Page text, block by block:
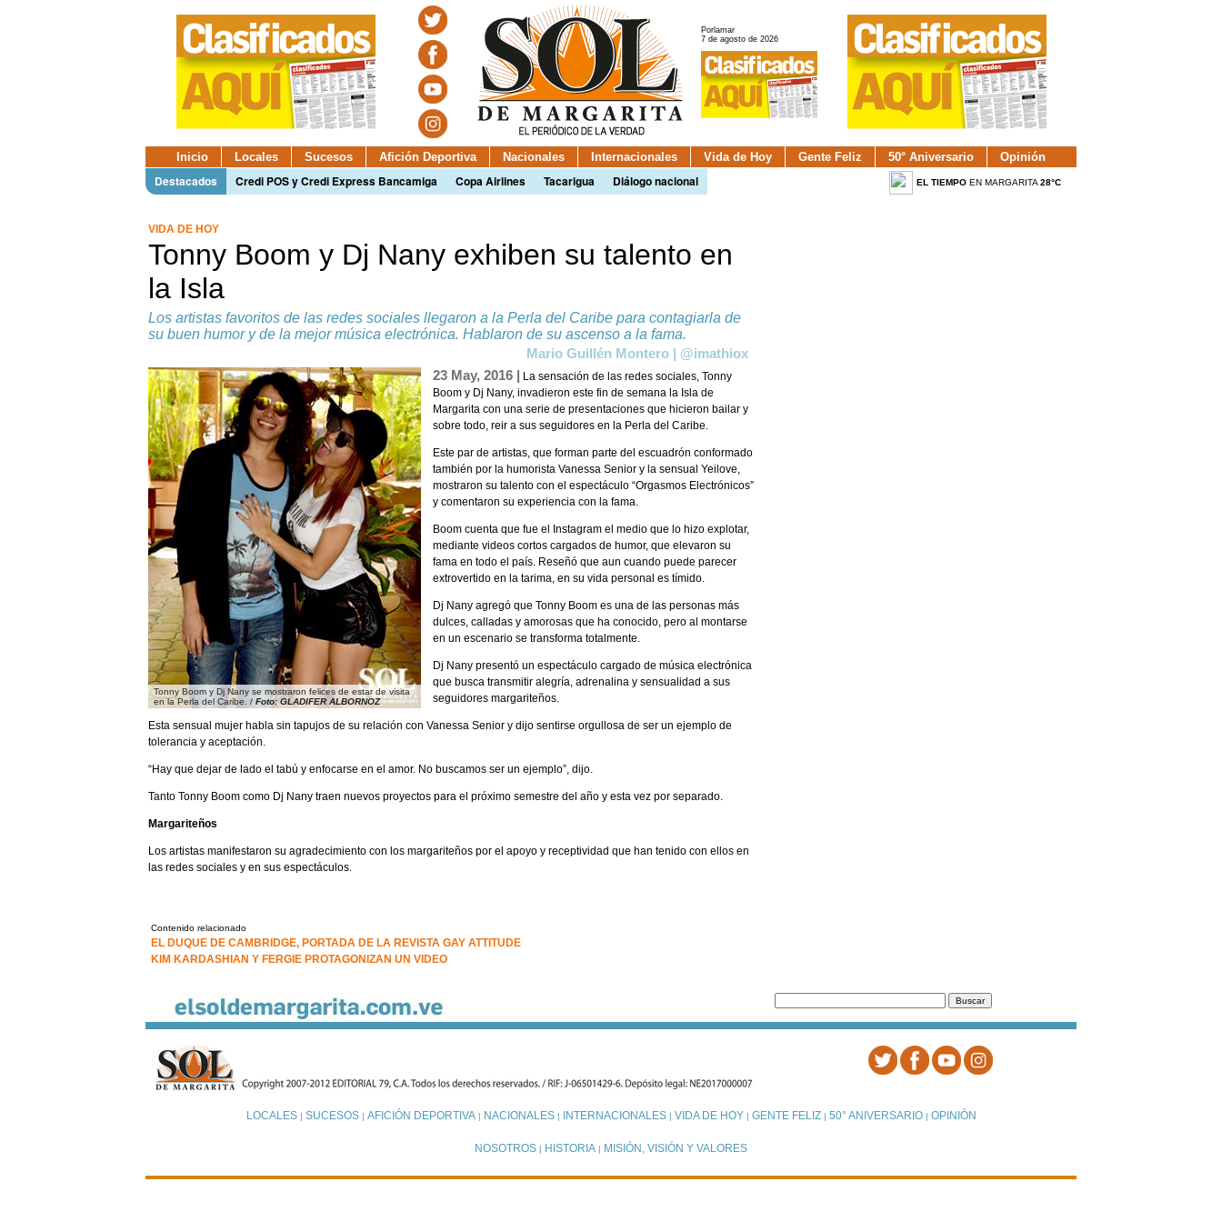
Porlamar
7 de agosto de 2026
Inicio Locales Sucesos Afición Deportiva Nacionales Internacionales Vida de Hoy Gente Feliz 50° Aniversario Opinión
Destacados Credi POS y Credi Express Bancamiga Copa Airlines Tacarigua Diálogo nacional EL TIEMPOEN MARGARITA 28°C
VIDA DE HOY
Tonny Boom y Dj Nany exhiben su talento en
la Isla
Los artistas favoritos de las redes sociales llegaron a la Perla del Caribe para contagiarla de
su buen humor y de la mejor música electrónica. Hablaron de su ascenso a la fama.
Mario Guillén Montero | @imathiox
Tonny Boom y Dj Nany se mostraron felices de estar de visita
en la Perla del Caribe. /Foto: GLADIFER ALBORNOZ
23 May, 2016 | La sensación de las redes sociales, Tonny
Boom y Dj Nany, invadieron este fin de semana la Isla de
Margarita con una serie de presentaciones que hicieron bailar y
sobre todo, reir a sus seguidores en la Perla del Caribe.
Este par de artistas, que forman parte del escuadrón conformado
también por la humorista Vanessa Senior y la sensual Yeilove,
mostraron su talento con el espectáculo “Orgasmos Electrónicos”
y comentaron su experiencia con la fama.
Boom cuenta que fue el Instagram el medio que lo hizo explotar,
mediante videos cortos cargados de humor, que elevaron su
fama en todo el país. Reseñó que aun cuando puede parecer
extrovertido en la tarima, en su vida personal es tímido.
Dj Nany agregó que Tonny Boom es una de las personas más
dulces, calladas y amorosas que ha conocido, pero al montarse
en un escenario se transforma totalmente.
Dj Nany presentó un espectáculo cargado de música electrónica
que busca transmitir alegría, adrenalina y sensualidad a sus
seguidores margariteños.
Esta sensual mujer habla sin tapujos de su relación con Vanessa Senior y dijo sentirse orgullosa de ser un ejemplo de
tolerancia y aceptación.
“Hay que dejar de lado el tabú y enfocarse en el amor. No buscamos ser un ejemplo”, dijo.
Tanto Tonny Boom como Dj Nany traen nuevos proyectos para el próximo semestre del año y esta vez por separado.
Margariteños
Los artistas manifestaron su agradecimiento con los margariteños por el apoyo y receptividad que han tenido con ellos en
las redes sociales y en sus espectáculos.
Contenido relacionado
EL DUQUE DE CAMBRIDGE, PORTADA DE LA REVISTA GAY ATTITUDE
KIM KARDASHIAN Y FERGIE PROTAGONIZAN UN VIDEO
LOCALES| SUCESOS| AFICIÓN DEPORTIVA| NACIONALES| INTERNACIONALES| VIDA DE HOY | GENTE FELIZ| 50° ANIVERSARIO| OPINIÓN
NOSOTROS | HISTORIA | MISIÓN, VISIÓN Y VALORES